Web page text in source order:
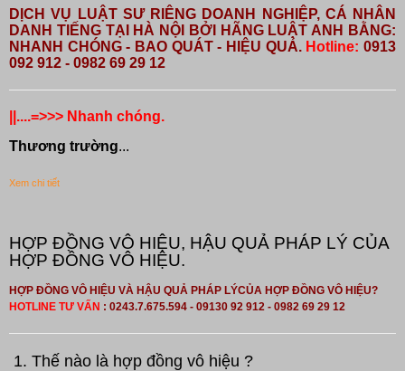
DỊCH VỤ LUẬT SƯ RIÊNG DOANH NGHIỆP, CÁ NHÂN
DANH TIẾNG TẠI HÀ NỘI BỞI HÃNG LUẬT ANH BẰNG:
NHANH CHÓNG - BAO QUÁT - HIỆU QUẢ. Hotline: 0913
092 912 - 0982 69 29 12
||....=>>> Nhanh chóng.
Thương trường...
Xem chi tiết
HỢP ĐỒNG VÔ HIỆU, HẬU QUẢ PHÁP LÝ CỦA
HỢP ĐỒNG VÔ HIỆU.
HỢP ĐỒNG VÔ HIỆU VÀ HẬU QUẢ PHÁP LÝCỦA HỢP ĐỒNG VÔ HIỆU?
HOTLINE TƯ VẤN : 0243.7.675.594 - 09130 92 912 - 0982 69 29 12
1. Thế nào là hợp đồng vô hiệu ?